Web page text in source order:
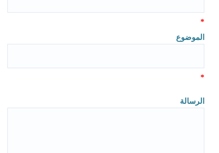
*
الموضوع
*
الرسالة